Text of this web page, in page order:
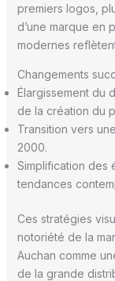
premiers logos,
d’une marque en
modernes
Changements
Élargissement du
de la création du
Transition vers
2000.
Simplification des
tendances
Ces stratégies
notoriété de la
Auchan comme
de la grande